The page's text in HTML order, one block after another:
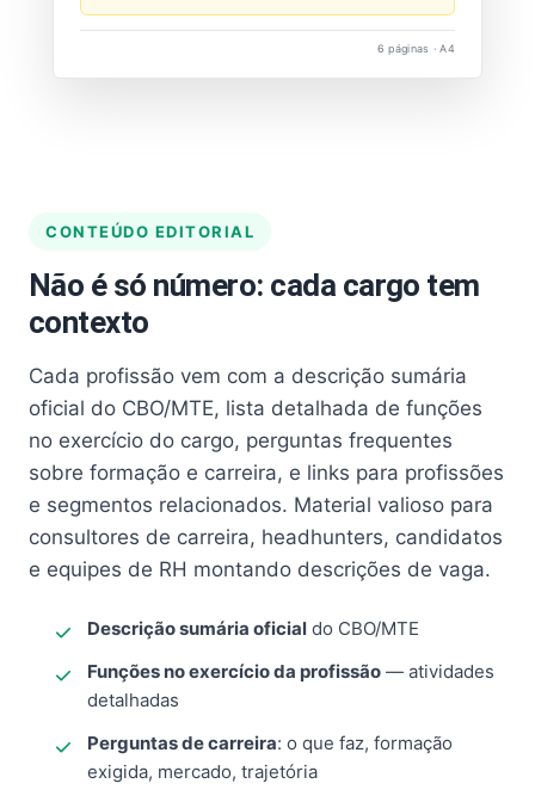
6 páginas · A4
CONTEÚDO EDITORIAL
Não é só número: cada cargo tem
contexto
Cada profissão vem com a descrição sumária
oficial do CBO/MTE, lista detalhada de funções
no exercício do cargo, perguntas frequentes
sobre formação e carreira, e links para profissões
e segmentos relacionados. Material valioso para
consultores de carreira, headhunters, candidatos
e equipes de RH montando descrições de vaga.
Descrição sumária oficial do CBO/MTE
Funções no exercício da profissão — atividades
detalhadas
Perguntas de carreira: o que faz, formação
exigida, mercado, trajetória